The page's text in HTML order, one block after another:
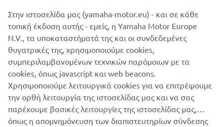
# NIKEN
#Yamaha
#TourdeFrance
#NIKENTourdeFrance
NIKEN » NIKEN GT »
Στην ιστοσελίδα μας (yamaha-motor.eu) - και σε κάθε
τοπική έκδοση αυτής - εμείς, η Yamaha Motor Europe
N.V., τα υποκαταστήματά της και οι συνδεδεμένες
θυγατρικές της, χρησιμοποιούμε cookies,
συμπεριλαμβανομένων τεχνικών παρόμοιων με τα
cookies, όπως javascript και web beacons.
Χρησιμοποιούμε λειτουργικά cookies για να επιτρέψουμε
την ορθή λειτουργία της ιστοσελίδας μας και να σας
παρέχουμε βασικές λειτουργίες της ιστοσελίδας μας,
όπως η απομνημόνευση των διαπιστευτηρίων σύνδεσης